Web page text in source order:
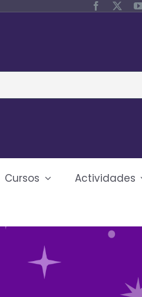
Cursos Actividades